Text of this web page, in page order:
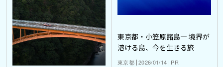
東京都・小笠原諸島― 境界が
溶ける島、今を生きる旅
東京都 2026/01/14 PR